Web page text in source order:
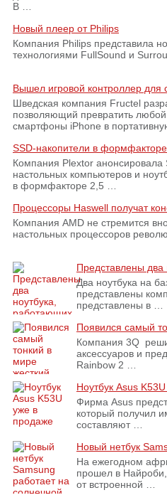
В …
Новый плеер от Philips
Компания Philips представила
технологиями FullSound и
Вышел игровой контроллер для
Шведская компания Fructel
позволяющий превратить
смартфоны iPhone в
SSD-накопители в
Компания Plextor анонсировала
настольных компьютеров и
в формфакторе 2,5 …
Процессоры Haswell получат
Компания AMD не стремится
настольных процессоров
Представлены
Два ноутбука на
представлены
представлены в …
Появился самый
Компания 3Q
аксессуаров и
Rainbow 2 …
Ноутбук Asus
Фирма Asus
который получил
составляют …
Новый нетбук
На ежегодном
прошел в
от встроенной …